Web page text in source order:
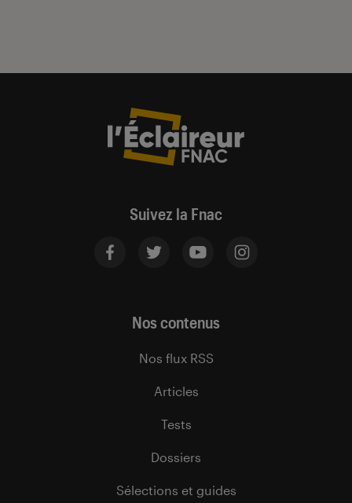
Suivez la Fnac
Nos contenus
Nos flux RSS
Articles
Tests
Dossiers
Sélections et guides